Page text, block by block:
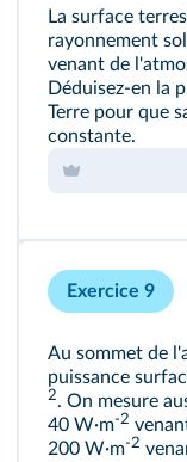
La surface
rayonnement
venant de
Déduisez-en la
Terre pour que
constante.
Exercice 9
Au sommet de
puissance
2. On mesure
40 W·m-2
200 W·m-2